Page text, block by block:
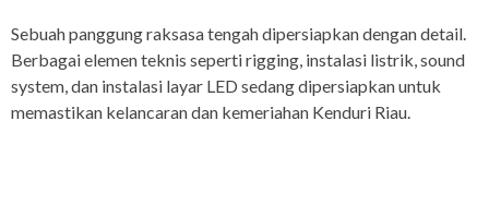
Sebuah panggung raksasa tengah dipersiapkan dengan detail.
Berbagai elemen teknis seperti rigging, instalasi listrik, sound
system, dan instalasi layar LED sedang dipersiapkan untuk
memastikan kelancaran dan kemeriahan Kenduri Riau.